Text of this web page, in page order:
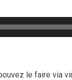
le faire via